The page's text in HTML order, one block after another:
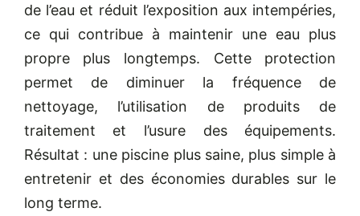
de l’eau et réduit l’exposition aux intempéries,
ce qui contribue à maintenir une eau plus
propre plus longtemps. Cette protection
permet de diminuer la fréquence de
nettoyage, l’utilisation de produits de
traitement et l’usure des équipements.
Résultat : une piscine plus saine, plus simple à
entretenir et des économies durables sur le
long terme.